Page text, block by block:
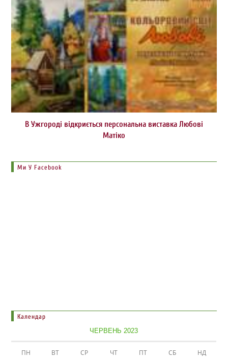
В Ужгороді відкриється персональна виставка Любові
Матіко
Ми У Facebook
Календар
ЧЕРВЕНЬ 2023
ПН ВТ СР ЧТ ПТ СБ НД